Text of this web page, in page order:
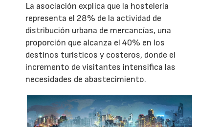
La asociación explica que la hostelería
representa el 28% de la actividad de
distribución urbana de mercancías, una
proporción que alcanza el 40% en los
destinos turísticos y costeros, donde el
incremento de visitantes intensifica las
necesidades de abastecimiento.